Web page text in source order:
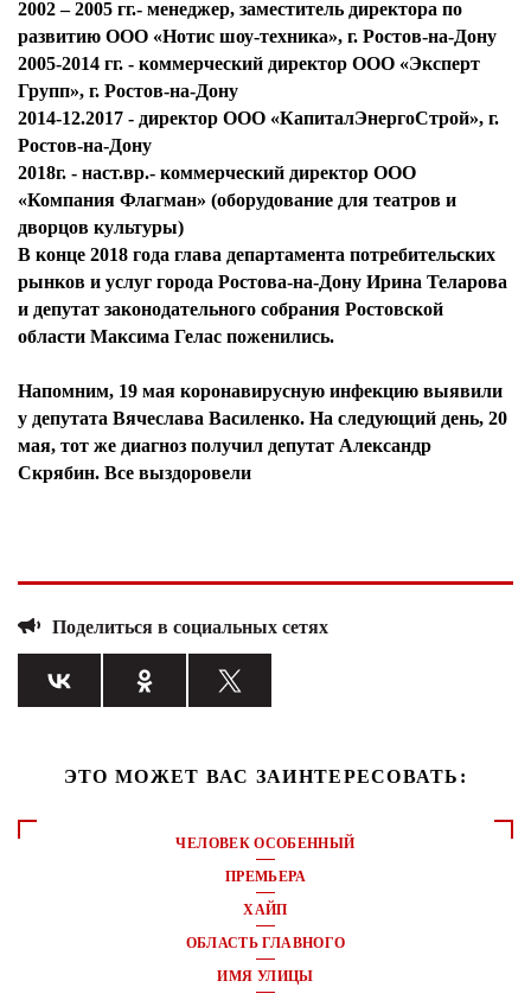
2002 – 2005 гг.- менеджер, заместитель директора по
развитию ООО «Нотис шоу-техника», г. Ростов-на-Дону
2005-2014 гг. - коммерческий директор ООО «Эксперт
Групп», г. Ростов-на-Дону
2014-12.2017 - директор ООО «КапиталЭнергоСтрой», г.
Ростов-на-Дону
2018г. - наст.вр.- коммерческий директор ООО
«Компания Флагман» (оборудование для театров и
дворцов культуры)
В конце 2018 года глава департамента потребительских
рынков и услуг города Ростова-на-Дону Ирина Теларова
и депутат законодательного собрания Ростовской
области Максима Гелас поженились.
Напомним, 19 мая коронавирусную инфекцию выявили
у депутата Вячеслава Василенко. На следующий день, 20
мая, тот же диагноз получил депутат Александр
Скрябин. Все выздоровели
Поделиться в социальных сетях
ЭТО МОЖЕТ ВАС ЗАИНТЕРЕСОВАТЬ:
ЧЕЛОВЕК ОСОБЕННЫЙ
ПРЕМЬЕРА
ХАЙП
ОБЛАСТЬ ГЛАВНОГО
ИМЯ УЛИЦЫ